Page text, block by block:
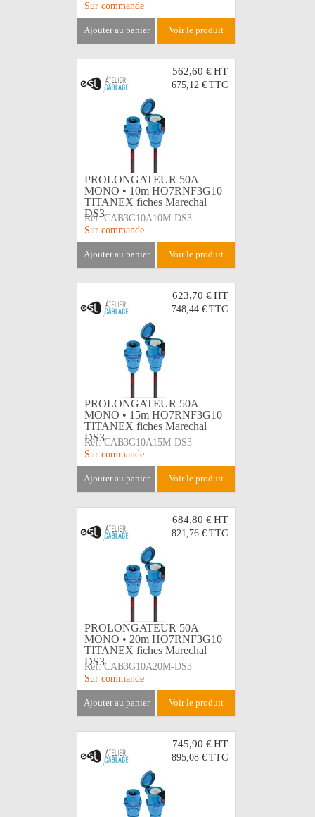
Sur commande
ajouter au panier voir le produit
562,60 €HT
675,12 € TTC
PROLONGATEUR 50A
MONO • 10m HO7RNF3G10
TITANEX fiches Marechal
DS3
Réf: CAB3G10A10M-DS3
Sur commande
ajouter au panier voir le produit
623,70 €HT
748,44 € TTC
PROLONGATEUR 50A
MONO • 15m HO7RNF3G10
TITANEX fiches Marechal
DS3
Réf: CAB3G10A15M-DS3
Sur commande
ajouter au panier voir le produit
684,80 €HT
821,76 € TTC
PROLONGATEUR 50A
MONO • 20m HO7RNF3G10
TITANEX fiches Marechal
DS3
Réf: CAB3G10A20M-DS3
Sur commande
ajouter au panier voir le produit
745,90 €HT
895,08 € TTC